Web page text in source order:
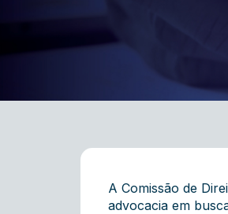
A Comissão de
advocacia em